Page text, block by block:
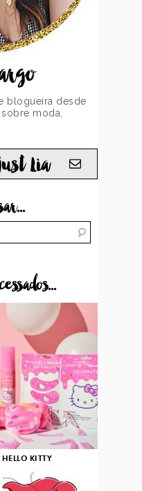
blogueira desde
moda,
Lia
HELLO KITTY
3